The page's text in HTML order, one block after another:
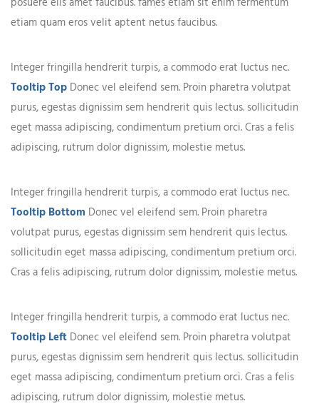
etiam quam eros velit aptent netus faucibus.
Integer fringilla hendrerit turpis, a commodo erat luctus nec.
Tooltip Top Donec vel eleifend sem. Proin pharetra volutpat
purus, egestas dignissim sem hendrerit quis lectus. sollicitudin
eget massa adipiscing, condimentum pretium orci. Cras a felis
adipiscing, rutrum dolor dignissim, molestie metus.
Integer fringilla hendrerit turpis, a commodo erat luctus nec.
Tooltip Bottom Donec vel eleifend sem. Proin pharetra
volutpat purus, egestas dignissim sem hendrerit quis lectus.
sollicitudin eget massa adipiscing, condimentum pretium orci.
Cras a felis adipiscing, rutrum dolor dignissim, molestie metus.
Integer fringilla hendrerit turpis, a commodo erat luctus nec.
Tooltip Left Donec vel eleifend sem. Proin pharetra volutpat
purus, egestas dignissim sem hendrerit quis lectus. sollicitudin
eget massa adipiscing, condimentum pretium orci. Cras a felis
adipiscing, rutrum dolor dignissim, molestie metus.